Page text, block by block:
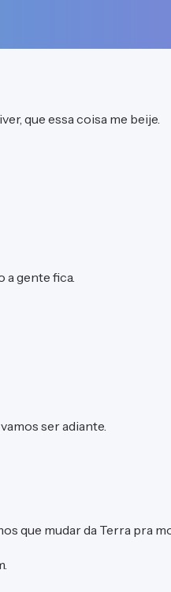
que essa coisa me beije.
a gente fica.
ser adiante.
que mudar da Terra pra